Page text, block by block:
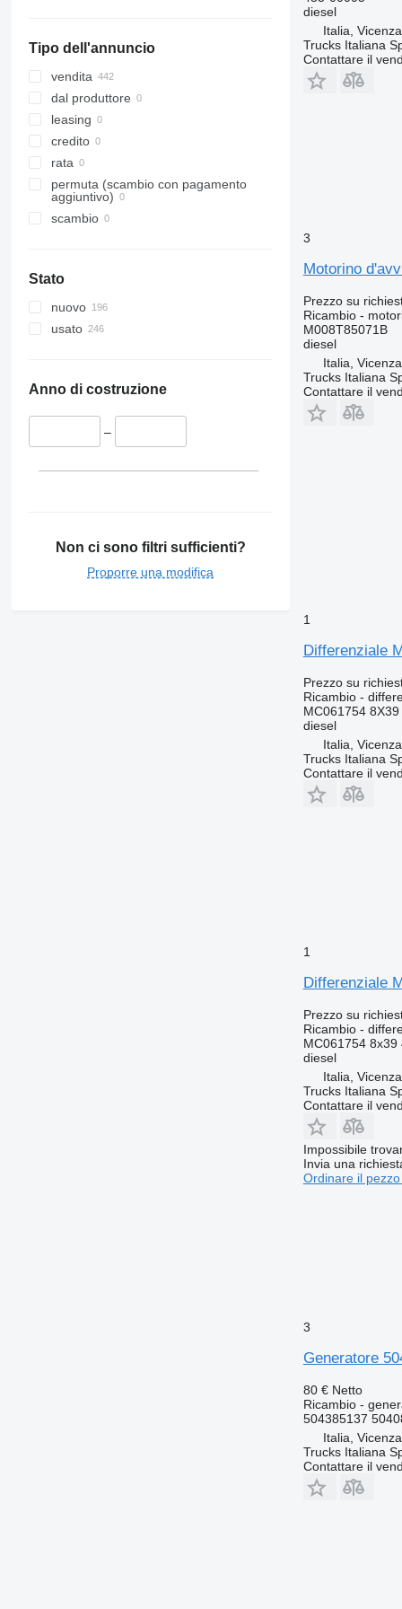
Vario
Viano
Vito
Trafic
Zoe
SD
Terberg
VM
VNL
Tipo dell'annuncio
vendita
dal produttore
leasing
credito
rata
permuta (scambio con pagamento
aggiuntivo)
scambio
Stato
nuovo
usato
Anno di costruzione
–
Non ci sono filtri sufficienti?
Proporre una modifica
diesel
Italia,
Trucks Italiana
Contattare il
3
Motorino
Prezzo su
Ricambio -
M008T85071B
diesel
Italia,
Trucks Italiana
Contattare il
1
Differenziale
Prezzo su
Ricambio -
MC061754
diesel
Italia,
Trucks Italiana
Contattare il
1
Differenziale
Prezzo su
Ricambio -
MC061754 8x39
diesel
Italia,
Trucks Italiana
Contattare il
Impossibile
Invia una
Ordinare il
3
Generatore
80 € Netto
Ricambio -
504385137
Italia,
Trucks Italiana
Contattare il